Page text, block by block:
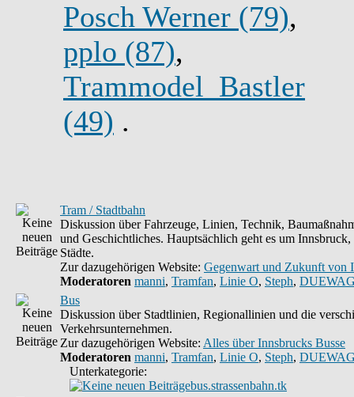
Posch Werner (79),
pplo (87),
Trammodel_Bastler
(49) .
Tram / Stadtbahn
Diskussion über Fahrzeuge, Linien, Technik,
und Geschichtliches. Hauptsächlich geht es um Innsbruck,
Städte.
Zur dazugehörigen Website: Gegenwart und Zukunft von
Moderatoren manni, Tramfan, Linie O, Steph,
Bus
Diskussion über Stadtlinien, Regionallinien und die
Verkehrsunternehmen.
Zur dazugehörigen Website: Alles über Innsbrucks Busse
Moderatoren manni, Tramfan, Linie O, Steph,
Unterkategorie:
bus.strassenbahn.tk